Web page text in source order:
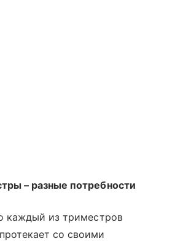
– разные потребности
каждый из триместров
со своими